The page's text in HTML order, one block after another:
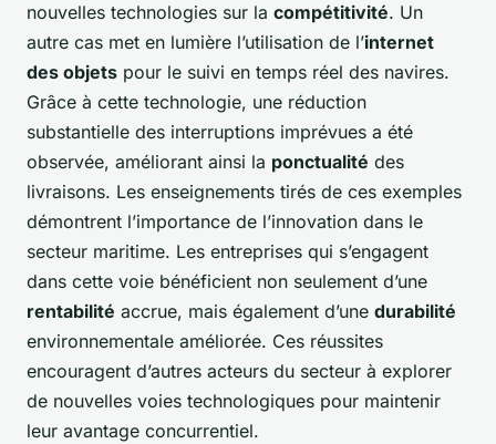
nouvelles technologies sur la compétitivité. Un
autre cas met en lumière l’utilisation de l’internet
des objets pour le suivi en temps réel des navires.
Grâce à cette technologie, une réduction
substantielle des interruptions imprévues a été
observée, améliorant ainsi la ponctualité des
livraisons. Les enseignements tirés de ces exemples
démontrent l’importance de l’innovation dans le
secteur maritime. Les entreprises qui s’engagent
dans cette voie bénéficient non seulement d’une
rentabilité accrue, mais également d’une durabilité
environnementale améliorée. Ces réussites
encouragent d’autres acteurs du secteur à explorer
de nouvelles voies technologiques pour maintenir
leur avantage concurrentiel.